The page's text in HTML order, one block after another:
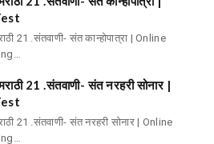
21 .संतवाणी- संत कान्होपात्रा | Online
मराठी 21 .संतवाणी- संत नरहरी सोनार |
21 .संतवाणी- संत नरहरी सोनार | Online